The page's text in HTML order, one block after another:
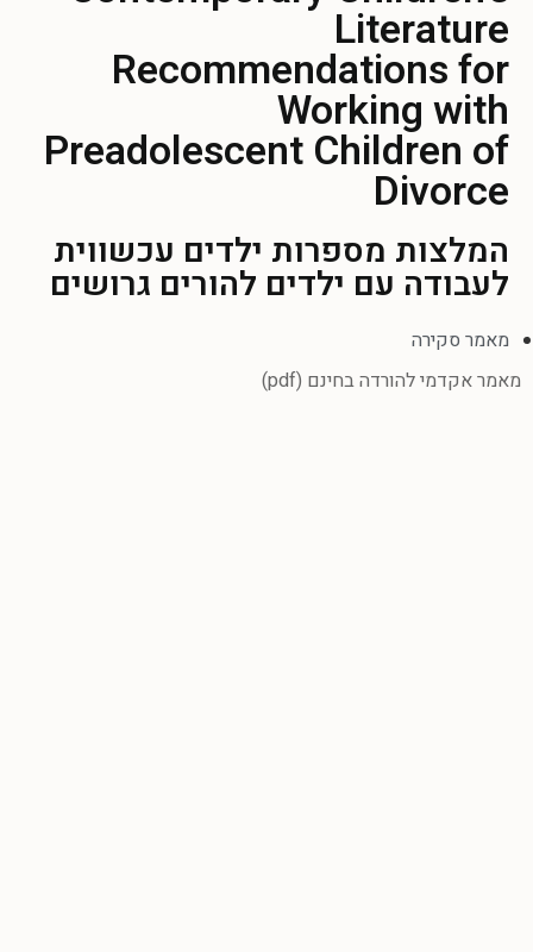
Literature
Recommendations for
Working with
Preadolescent Children of
Divorce
המלצות מספרות ילדים עכשווית
לעבודה עם ילדים להורים גרושים
מאמר סקירה
מאמר אקדמי להורדה בחינם (pdf)